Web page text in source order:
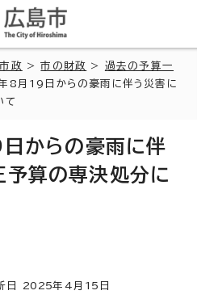
市政 >市の財政 > 過去の予算一
8月19日からの豪雨に伴う災害に
て
からの豪雨に伴
予算の専決処分に
2025年4月 15 日